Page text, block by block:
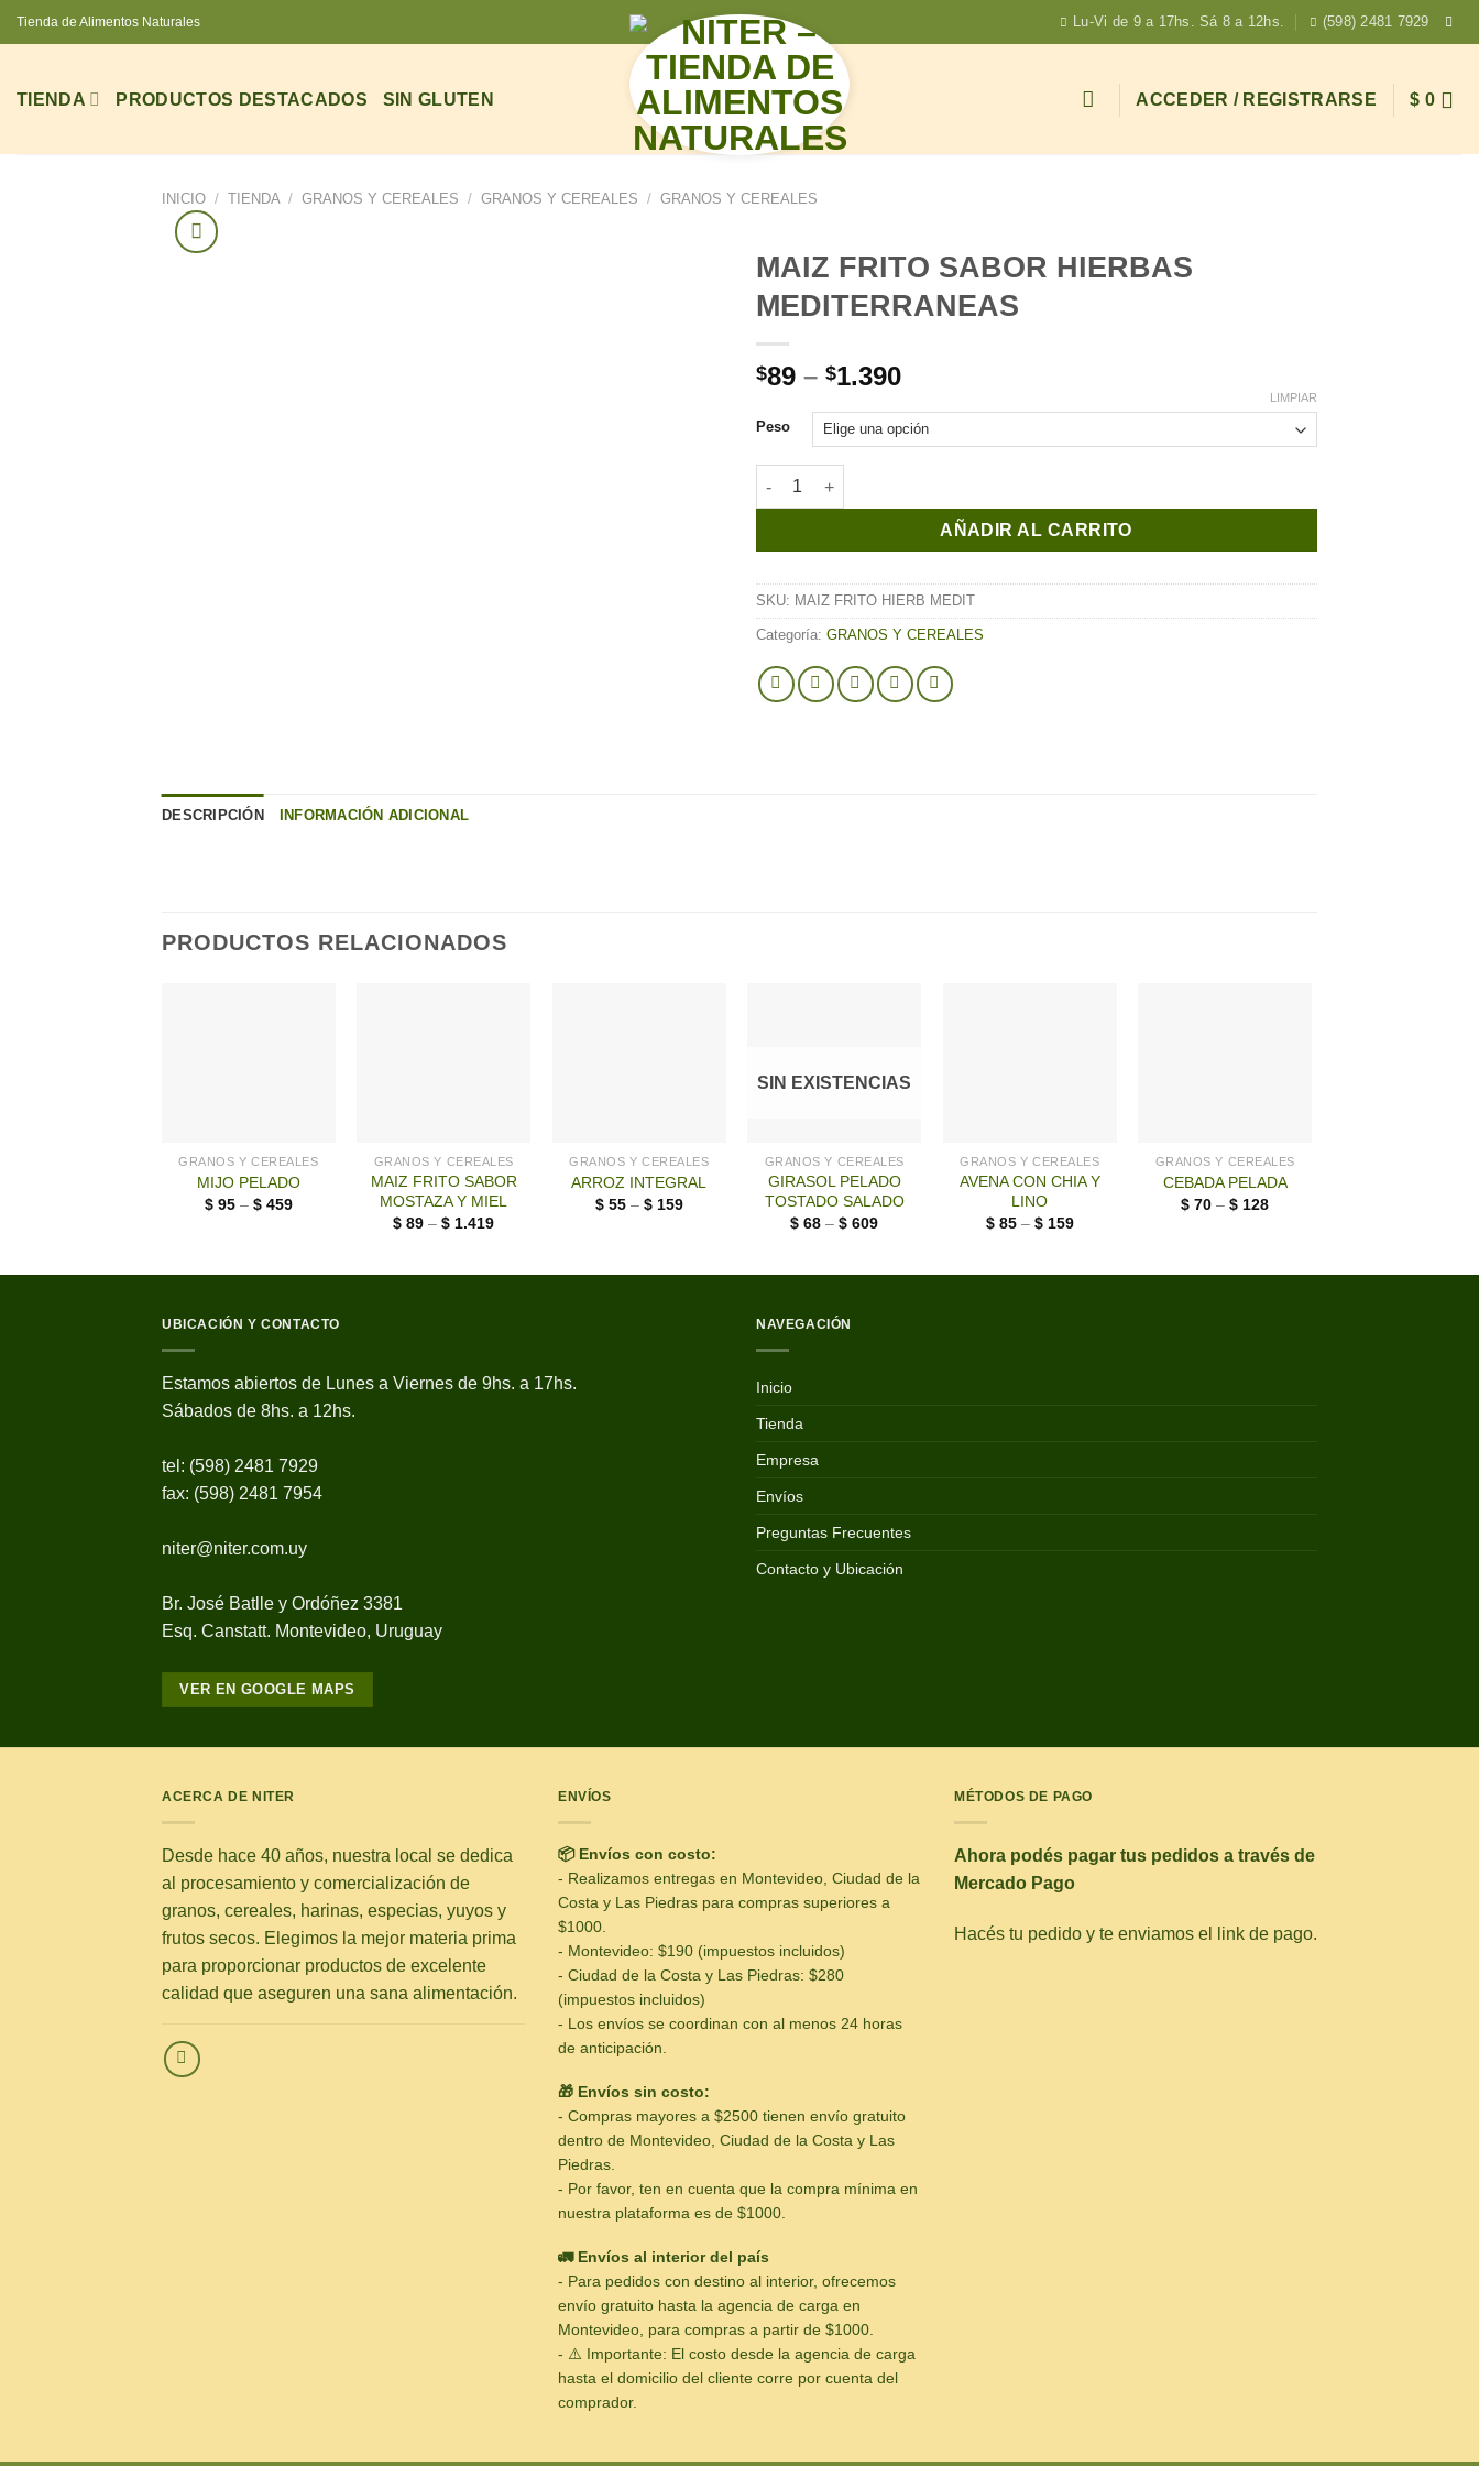
Saltar
al
Tienda de Alimentos Naturales Lu-Vi de 9 a 17hs. Sá 8 a 12hs. (598) 2481 7929
TIENDA PRODUCTOS DESTACADOS SIN GLUTEN ACCEDER / REGISTRARSE $ 0
INICIO / TIENDA / GRANOS Y CEREALES / GRANOS Y CEREALES / GRANOS Y CEREALES
MAIZ FRITO SABOR HIERBAS
MEDITERRANEAS
$89 – $1.390
Peso
LIMPIAR
MAIZ FRITO SABOR HIERBAS MEDITERRANEAS cantidad
AÑADIR AL CARRITO
SKU: MAIZ FRITO HIERB MEDIT
Categoría: GRANOS Y CEREALES
DESCRIPCIÓN INFORMACIÓN ADICIONAL
PRODUCTOS RELACIONADOS
GRANOS Y CEREALES
MIJO PELADO
$ 95– $ 459
GRANOS Y CEREALES
MAIZ FRITO SABOR
MOSTAZA Y MIEL
$89 –$1.419
GRANOS Y CEREALES
ARROZ INTEGRAL
$ 55– $ 159
SIN EXISTENCIAS
GRANOS Y CEREALES
GIRASOL PELADO
TOSTADO SALADO
$68 –$609
GRANOS Y CEREALES
AVENA CON CHIA Y
LINO
$ 85– $ 159
GRANOS Y CEREALES
CEBADA PELADA
$70 –$ 128
UBICACIÓN Y CONTACTO
Estamos abiertos de Lunes a Viernes de 9hs. a 17hs.
Sábados de 8hs. a 12hs.
tel: (598) 2481 7929
fax: (598) 2481 7954
niter@niter.com.uy
Br. José Batlle y Ordóñez 3381
Esq. Canstatt. Montevideo, Uruguay
VER EN GOOGLE MAPS
NAVEGACIÓN
Inicio
Tienda
Empresa
Envíos
Preguntas Frecuentes
Contacto y Ubicación
ACERCA DE NITER
Desde hace 40 años, nuestra local se dedica
al procesamiento y comercialización de
granos, cereales, harinas, especias, yuyos y
frutos secos. Elegimos la mejor materia prima
para proporcionar productos de excelente
calidad que aseguren una sana alimentación.
ENVÍOS
📦 Envíos con costo:
- Realizamos entregas en Montevideo, Ciudad de la
Costa y Las Piedras para compras superiores a
$1000.
- Montevideo: $190 (impuestos incluidos)
- Ciudad de la Costa y Las Piedras: $280
(impuestos incluidos)
- Los envíos se coordinan con al menos 24 horas
de anticipación.
🎁 Envíos sin costo:
- Compras mayores a $2500 tienen envío gratuito
dentro de Montevideo, Ciudad de la Costa y Las
Piedras.
- Por favor, ten en cuenta que la compra mínima en
nuestra plataforma es de $1000.
🚛 Envíos al interior del país
- Para pedidos con destino al interior, ofrecemos
envío gratuito hasta la agencia de carga en
Montevideo, para compras a partir de $1000.
- ⚠️ Importante: El costo desde la agencia de carga
hasta el domicilio del cliente corre por cuenta del
comprador.
MÉTODOS DE PAGO
Ahora podés pagar tus pedidos a través de
Mercado Pago
Hacés tu pedido y te enviamos el link de pago.